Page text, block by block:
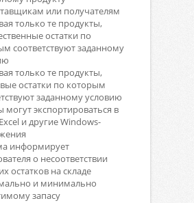
или получателям
только те продукты,
остатки по
соответствуют заданному
только те продукты,
остатки по которым
заданному условию
могут экспортироваться в
и другие Windows-
информирует
о несоответствии
остатков на складе
и минимально
запасу